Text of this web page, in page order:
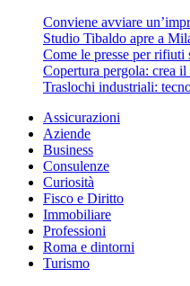
Conviene avviare
Studio Tibaldo apre a
Come le presse per
Copertura pergola: crea
Traslochi industriali:
Assicurazioni
Aziende
Business
Consulenze
Curiosità
Fisco e Diritto
Immobiliare
Professioni
Roma e dintorni
Turismo